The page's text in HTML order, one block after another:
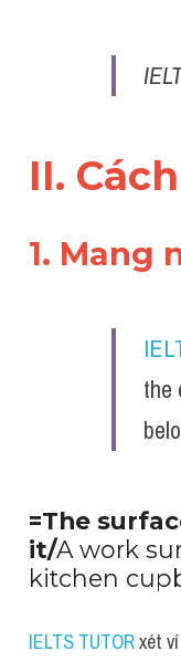
II.
1. Mang
the
=The
it/A work
kitchen
IELTS TUTOR xét